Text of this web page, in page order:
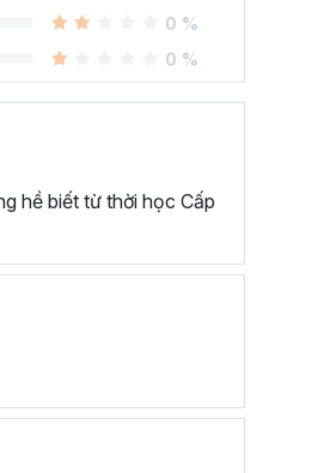
0 %
0 %
hề biết từ thời học Cấp